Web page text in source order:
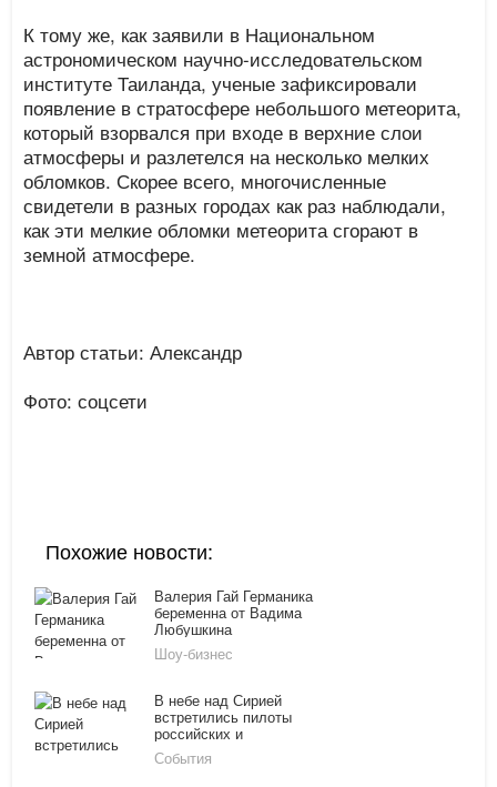
К тому же, как заявили в Национальном
астрономическом научно-исследовательском
институте Таиланда, ученые зафиксировали
появление в стратосфере небольшого метеорита,
который взорвался при входе в верхние слои
атмосферы и разлетелся на несколько мелких
обломков. Скорее всего, многочисленные
свидетели в разных городах как раз наблюдали,
как эти мелкие обломки метеорита сгорают в
земной атмосфере.
Автор статьи: Александр
Фото: соцсети
Похожие новости:
Валерия Гай Германика
беременна от Вадима
Любушкина
Шоу-бизнес
В небе над Сирией
встретились пилоты
российских и
американских ВВС
События